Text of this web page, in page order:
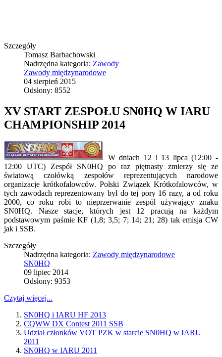
Szczegóły
Tomasz Barbachowski
Nadrzędna kategoria: Zawody
Zawody międzynarodowe
04 sierpień 2015
Odsłony: 8552
XV START ZESPOŁU SN0HQ W IARU
CHAMPIONSHIP 2014
W dniach 12 i 13 lipca (12:00 -
12:00 UTC) Zespół SN0HQ po raz piętnasty zmierzy się ze
światową czołówką zespołów reprezentujących narodowe
organizacje krótkofalowców. Polski Związek Krótkofalowców, w
tych zawodach reprezentowany był do tej pory 16 razy, a od roku
2000, co roku robi to nieprzerwanie zespół używający znaku
SN0HQ. Nasze stacje, których jest 12 pracują na każdym
podstawowym paśmie KF (1,8; 3,5; 7; 14; 21; 28) tak emisja CW
jak i SSB.
Szczegóły
Nadrzędna kategoria: Zawody międzynarodowe
SN0HQ
09 lipiec 2014
Odsłony: 9353
Czytaj więcej...
SN0HQ i IARU HF 2013
CQWW DX Contest 2011 SSB
Udział członków VOT PZK w starcie SN0HQ w IARU
2011
SN0HQ w IARU 2011